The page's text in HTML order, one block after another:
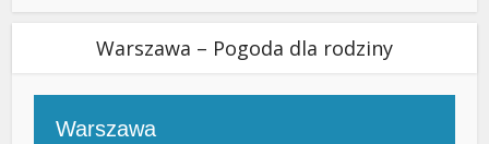
Warszawa – Pogoda dla rodziny